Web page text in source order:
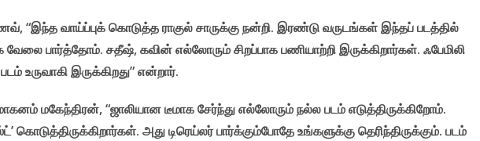
“இந்த வாய்ப்புக் கொடுத்த ராகுல் சாருக்கு நன்றி. இரண்டு வருடங்கள் இந்தப் படத்தில்
பார்த்தோம். சதீஷ், கவின் எல்லோரும் சிறப்பாக பணியாற்றி இருக்கிறார்கள். ஃபேமிலி
உருவாகி இருக்கிறது” என்றார்.
மகேந்திரன், “ஜாலியான டீமாக சேர்ந்து எல்லோரும் நல்ல படம் எடுத்திருக்கிறோம்.
கொடுத்திருக்கிறார்கள். அது டிரெய்லர் பார்க்கும்போதே உங்களுக்கு தெரிந்திருக்கும். படம்